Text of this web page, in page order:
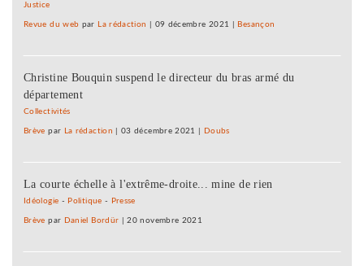
Justice
Revue du web par La rédaction 09 décembre 2021 Besançon
Christine Bouquin suspend le directeur du bras armé du
département
Collectivités
Brève par La rédaction |03 décembre 2021 Doubs
La courte échelle à l'extrême-droite... mine de rien
Idéologie - Politique - Presse
Brève par Daniel Bordür |20 novembre 2021